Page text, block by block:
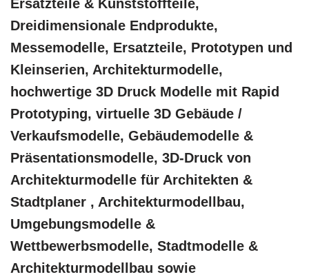
Ersatzteile & Kunststoffteile,
Dreidimensionale Endprodukte,
Messemodelle, Ersatzteile, Prototypen und
Kleinserien, Architekturmodelle,
hochwertige 3D Druck Modelle mit Rapid
Prototyping, virtuelle 3D Gebäude /
Verkaufsmodelle, Gebäudemodelle &
Präsentationsmodelle, 3D-Druck von
Architekturmodelle für Architekten &
Stadtplaner , Architekturmodellbau,
Umgebungsmodelle &
Wettbewerbsmodelle, Stadtmodelle &
Architekturmodellbau sowie